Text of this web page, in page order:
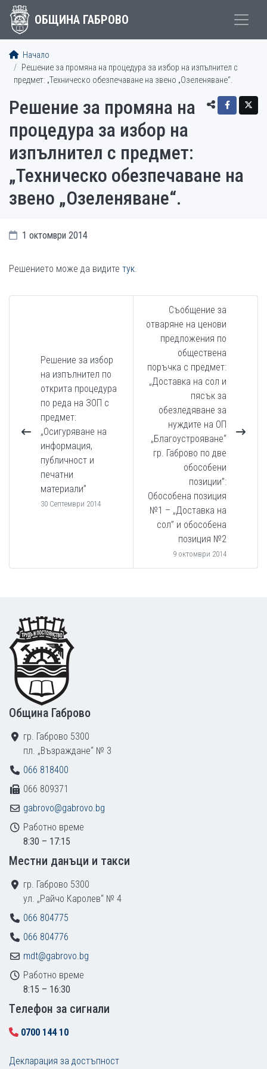
ОБЩИНА ГАБРОВО
Начало
Решение за промяна на процедура за избор на изпълнител с
предмет: „Техническо обезпечаване на звено „Озеленяване“.
Решение за промяна на
процедура за избор на
изпълнител с предмет:
„Техническо обезпечаване на
звено „Озеленяване“.
1 октомври 2014
Решението може да видите тук.
Решение за избор
на изпълнител по
открита процедура
по реда на ЗОП с
предмет:
„Осигуряване на
информация,
публичност и
печатни
материали”
30 Септември 2014
Съобщение за
отваряне на ценови
предложения по
обществена
поръчка с предмет:
„Доставка на сол и
пясък за
обезледяване за
нуждите на ОП
„Благоустрояване“
гр. Габрово по две
обособени
позиции”:
Обособена позиция
№1 – „Доставка на
сол” и обособена
позиция №2
9 октомври 2014
Footer
Община Габрово
гр. Габрово 5300
пл. „Възраждане“ № 3
066 818400
066 809371
gabrovo@gabrovo.bg
Работно време
8:30 – 17:15
Местни данъци и такси
гр. Габрово 5300
ул. „Райчо Каролев“ № 4
066 804775
066 804776
mdt@gabrovo.bg
Работно време
8:15 – 16:30
Tелефон за сигнали
0700 144 10
Декларация за достъпност